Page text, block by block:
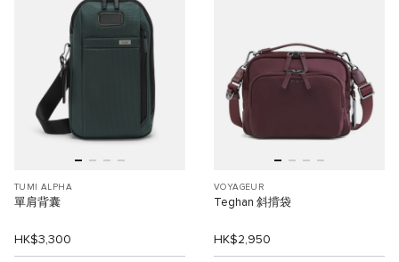
TUMI ALPHA
單肩背囊
HK$3,300
VOYAGEUR
Teghan 斜揹袋
HK$2,950